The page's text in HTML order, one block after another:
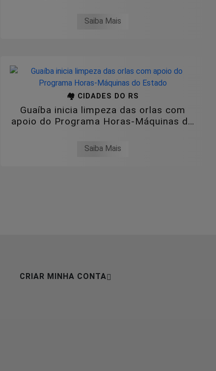
Saiba Mais
🏘️ CIDADES DO RS
Guaíba inicia limpeza das orlas com
apoio do Programa Horas-Máquinas do
Saiba Mais
CRIAR MINHA CONTA